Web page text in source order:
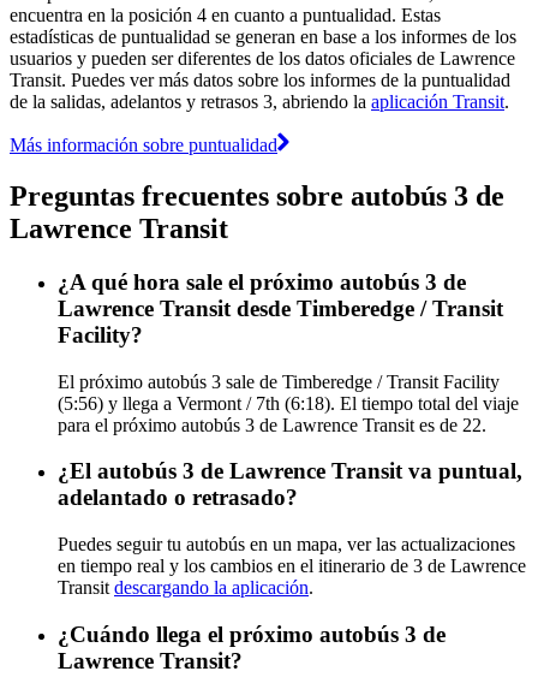
encuentra en la posición 4 en cuanto a puntualidad. Estas
estadísticas de puntualidad se generan en base a los informes de los
usuarios y pueden ser diferentes de los datos oficiales de Lawrence
Transit. Puedes ver más datos sobre los informes de la puntualidad
de la salidas, adelantos y retrasos 3, abriendo la aplicación Transit.
Más información sobre puntualidad
Preguntas frecuentes sobre autobús 3 de
Lawrence Transit
¿A qué hora sale el próximo autobús 3 de
Lawrence Transit desde Timberedge / Transit
Facility?
El próximo autobús 3 sale de Timberedge / Transit Facility
(5:56) y llega a Vermont / 7th (6:18). El tiempo total del viaje
para el próximo autobús 3 de Lawrence Transit es de 22.
¿El autobús 3 de Lawrence Transit va puntual,
adelantado o retrasado?
Puedes seguir tu autobús en un mapa, ver las actualizaciones
en tiempo real y los cambios en el itinerario de 3 de Lawrence
Transit descargando la aplicación.
¿Cuándo llega el próximo autobús 3 de
Lawrence Transit?